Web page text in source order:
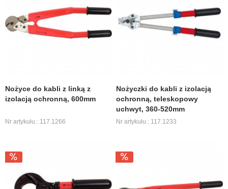
Nożyce do kabli z linką z
izolacją ochronną, 600mm
Nr artykułu.: 117.1266
Nożyczki do kabli z izolacją
ochronną, teleskopowy
uchwyt, 360-520mm
Nr artykułu.: 117.1233